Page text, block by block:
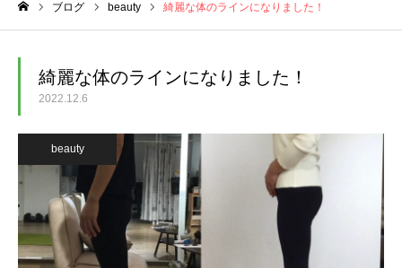
ブログ beauty 綺麗な体のラインになりました！
綺麗な体のラインになりました！
2022.12.6
beauty